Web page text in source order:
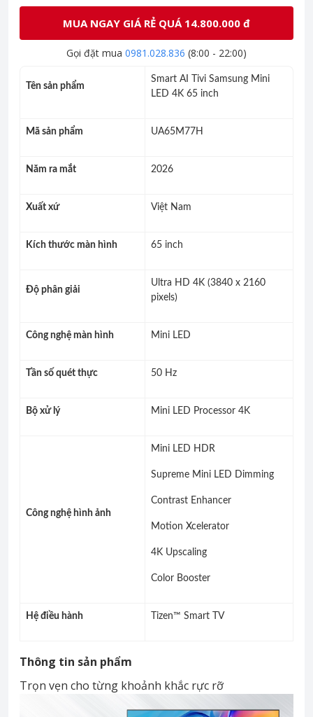
MUA NGAY GIÁ RẺ QUÁ 14.800.000 đ
Gọi đặt mua 0981.028.836 (8:00 - 22:00)
Tên sản phẩm
Smart AI Tivi Samsung Mini
LED 4K 65 inch
Mã sản phẩm UA65M77H
Năm ra mắt 2026
Xuất xứ Việt Nam
Kích thước màn hình 65 inch
Độ phân giải
Ultra HD 4K (3840 x 2160
pixels)
Công nghệ màn hình Mini LED
Tần số quét thực 50 Hz
Bộ xử lý Mini LED Processor 4K
Công nghệ hình ảnh
Mini LED HDR
Supreme Mini LED Dimming
Contrast Enhancer
Motion Xcelerator
4K Upscaling
Color Booster
Hệ điều hành Tizen™ Smart TV
Thông tin sản phẩm
Trọn vẹn cho từng khoảnh khắc rực rỡ